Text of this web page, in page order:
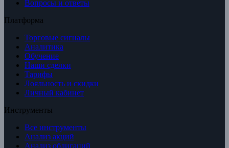
Вопросы и ответы
Платформа
Торговые сигналы
Аналитика
Обучение
Наши сделки
Тарифы
Лояльность и скидки
Личный кабинет
Инструменты
Все инструменты
Анализ акций
Анализ облигаций